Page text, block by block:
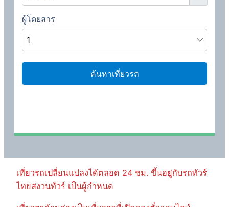
เที่ยวรถเปลี่ยนแปลงได้ตลอด 24 ชม. ขึ้นอยู่กับรถทัวร์
ไทยสงวนทัวร์ เป็นผู้กำหนด